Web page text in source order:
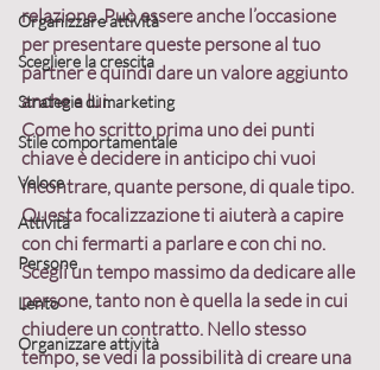
Organizzare attività
Scegliere la crescita
Strategie di marketing
Stile comportamentale
Veloce
Attività
Persone
Lento
Organizzare attività
relazione. Può essere anche l’occasione
per presentare queste persone al tuo
partner e quindi dare un valore aggiunto
anche a lui.
Come ho scritto prima uno dei punti
chiave è decidere in anticipo chi vuoi
incontrare, quante persone, di quale tipo.
Questa focalizzazione ti aiuterà a capire
con chi fermarti a parlare e con chi no.
Scegli un tempo massimo da dedicare alle
persone, tanto non è quella la sede in cui
chiudere un contratto. Nello stesso
tempo, se vedi la possibilità di creare una